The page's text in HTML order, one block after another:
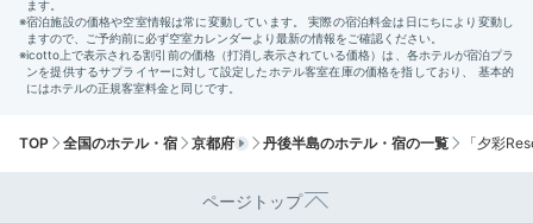
08:00
いろいろ小鉢の朝食
TOP 全国のホテル・宿 京都府 丹後半島のホテル・宿の一覧 「夕彩
ページトップ